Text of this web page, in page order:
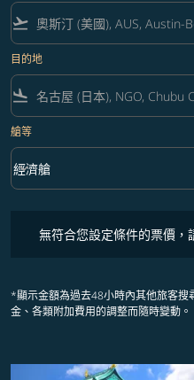
flight_takeoff
目的地
flight_land
艙等
艙等 option 經濟艙 Selected
經濟艙
keyboard_arrow_down
無符合您設定條件的票價，
*顯示金額為過去48小時內其他旅客搜
金、各類附加費用的調整而隨時變動。